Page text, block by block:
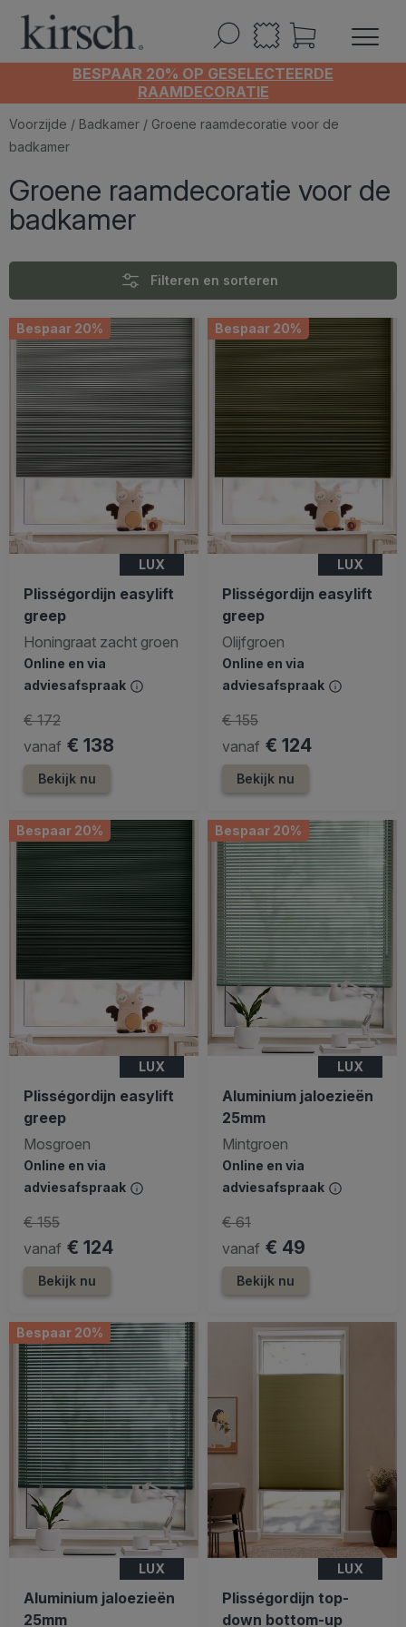
BESPAAR 20% OP GESELECTEERDE
RAAMDECORATIE
Voorzijde / Badkamer / Groene raamdecoratie voor de
badkamer
Groene raamdecoratie voor de
badkamer
Filteren en sorteren
Bespaar 20%
LUX
Plisségordijn easylift
greep
Honingraat zacht groen
Online en via
adviesafspraak
vanaf € 138
€ 172
Bekijk nu
Bespaar 20%
LUX
Plisségordijn easylift
greep
Olijfgroen
Online en via
adviesafspraak
vanaf € 124
€ 155
Bekijk nu
Bespaar 20%
LUX
Plisségordijn easylift
greep
Mosgroen
Online en via
adviesafspraak
vanaf € 124
€ 155
Bekijk nu
Bespaar 20%
LUX
Aluminium jaloezieën
25mm
Mintgroen
Online en via
adviesafspraak
vanaf € 49
€ 61
Bekijk nu
Bespaar 20%
LUX
Aluminium jaloezieën
25mm
LUX
Plisségordijn top-
down bottom-up